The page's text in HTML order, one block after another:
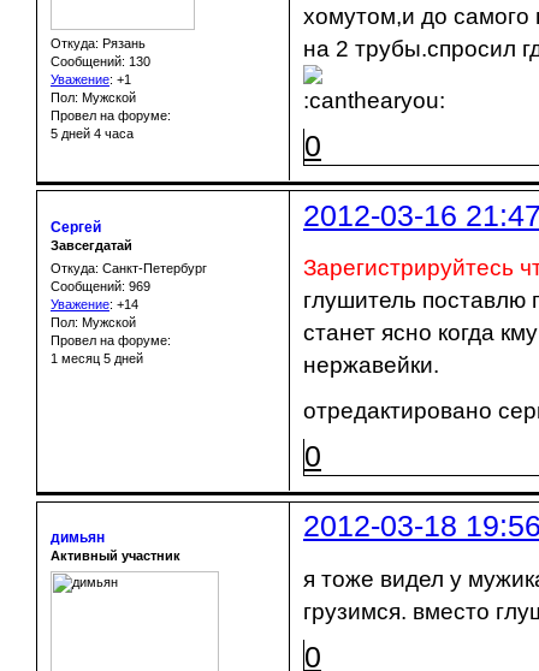
Откуда: Рязань
Сообщений: 130
Уважение: +1
Пол: Мужской
Провел на форуме:
5 дней 4 часа
хомутом,и до самого
на 2 трубы.спросил
0
2012-03-16
Сергей
Завсегдатай
Откуда: Санкт-Петербург
Сообщений: 969
Уважение: +14
Пол: Мужской
Провел на форуме:
1 месяц 5 дней
Зарегистрируйтесь
глушитель поставлю
станет ясно когда
нержавейки.
отредактировано
0
2012-03-18
димьян
Активный участник
я тоже видел у
грузимся. вместо
0